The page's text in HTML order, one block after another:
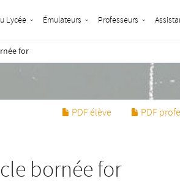
Lycée Émulateurs Professeurs
for
PDF élève PDF
bornée for